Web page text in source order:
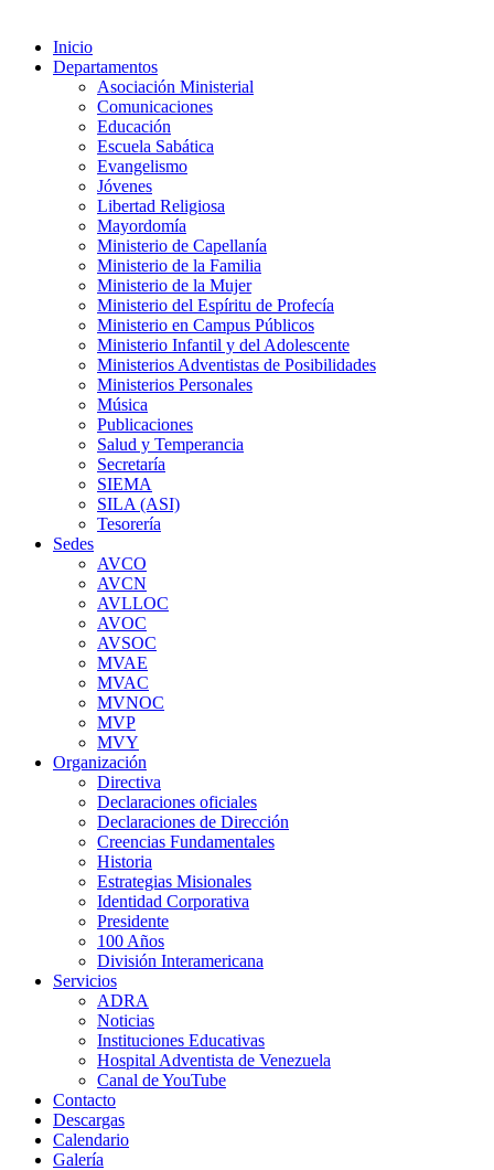
Inicio
Departamentos
Asociación Ministerial
Comunicaciones
Educación
Escuela Sabática
Evangelismo
Jóvenes
Libertad Religiosa
Mayordomía
Ministerio de Capellanía
Ministerio de la Familia
Ministerio de la Mujer
Ministerio del Espíritu de Profecía
Ministerio en Campus Públicos
Ministerio Infantil y del Adolescente
Ministerios Adventistas de Posibilidades
Ministerios Personales
Música
Publicaciones
Salud y Temperancia
Secretaría
SIEMA
SILA (ASI)
Tesorería
Sedes
AVCO
AVCN
AVLLOC
AVOC
AVSOC
MVAE
MVAC
MVNOC
MVP
MVY
Organización
Directiva
Declaraciones oficiales
Declaraciones de Dirección
Creencias Fundamentales
Historia
Estrategias Misionales
Identidad Corporativa
Presidente
100 Años
División Interamericana
Servicios
ADRA
Noticias
Instituciones Educativas
Hospital Adventista de Venezuela
Canal de YouTube
Contacto
Descargas
Calendario
Galería